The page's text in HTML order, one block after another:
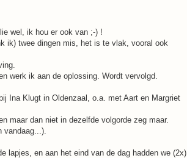
wel, ik hou er ook van ;-) !
ik) twee dingen mis, het is te vlak, vooral ook
werk ik aan de oplossing. Wordt vervolgd.
Ina Klugt in Oldenzaal, o.a. met Aart en Margriet
maar dan niet in dezelfde volgorde zeg maar.
lapjes, en aan het eind van de dag hadden we (2x)